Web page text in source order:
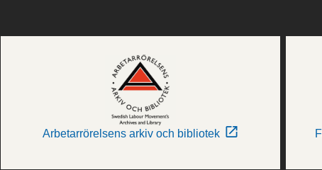
Arbetarrörelsens arkiv och bibliotek